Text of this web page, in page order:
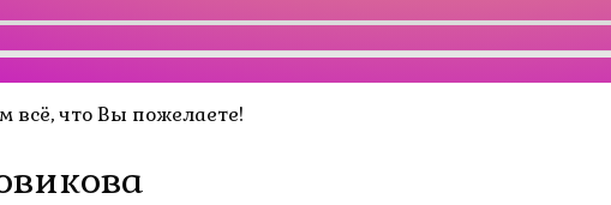
что Вы пожелаете!